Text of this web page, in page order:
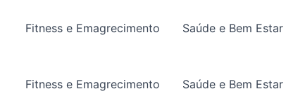
Fitness e Emagrecimento Saúde e Bem Estar
Fitness e Emagrecimento Saúde e Bem Estar